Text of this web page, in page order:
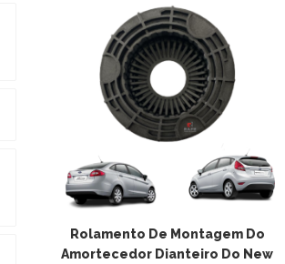
ADICIONAR AO
Rolamento De Montagem Do
Amortecedor Dianteiro Do New